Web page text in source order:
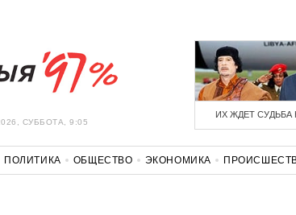
СУББОТА, 9:05
ИХ ЖДЕТ СУДЬБА
ПОЛИТИКА ОБЩЕСТВО ЭКОНОМИКА